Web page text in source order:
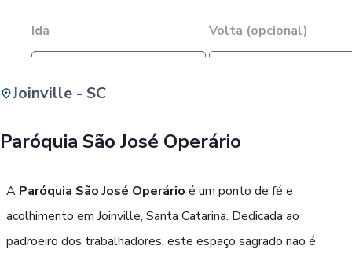
Ida Volta (opcional)
Joinville - SC
Paróquia São José Operário
A Paróquia São José Operário é um ponto de fé e
acolhimento em Joinville, Santa Catarina. Dedicada ao
padroeiro dos trabalhadores, este espaço sagrado não é